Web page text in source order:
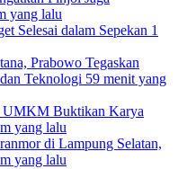
yang lalu
Selesai dalam Sepekan 1
Prabowo Tegaskan
Teknologi 59 menit yang
UMKM Buktikan Karya
yang lalu
di Lampung Selatan,
yang lalu